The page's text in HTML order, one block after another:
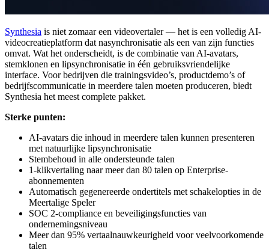
Synthesia is niet zomaar een videovertaler — het is een volledig AI-
videocreatieplatform dat nasynchronisatie als een van zijn functies
omvat. Wat het onderscheidt, is de combinatie van AI-avatars,
stemklonen en lipsynchronisatie in één gebruiksvriendelijke
interface. Voor bedrijven die trainingsvideo’s, productdemo’s of
bedrijfscommunicatie in meerdere talen moeten produceren, biedt
Synthesia het meest complete pakket.
Sterke punten:
AI-avatars die inhoud in meerdere talen kunnen presenteren
met natuurlijke lipsynchronisatie
Stembehoud in alle ondersteunde talen
1-klikvertaling naar meer dan 80 talen op Enterprise-
abonnementen
Automatisch gegenereerde ondertitels met schakelopties in de
Meertalige Speler
SOC 2-compliance en beveiligingsfuncties van
ondernemingsniveau
Meer dan 95% vertaalnauwkeurigheid voor veelvoorkomende
talen